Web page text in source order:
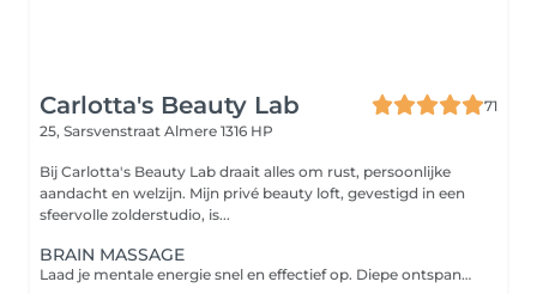
Carlotta's Beauty Lab
71
25, Sarsvenstraat Almere 1316 HP
Bij Carlotta's Beauty Lab draait alles om rust, persoonlijke
aandacht en welzijn. Mijn privé beauty loft, gevestigd in een
sfeervolle zolderstudio, is...
BRAIN MASSAGE
Laad je mentale energie snel en effectief op. Diepe ontspanning in slechts een paar minuten. Kies de frequentie, draag de koptelefoon en relax. De combinatie van muziek en hoofdhuid-, nek- en schoudermassage zorgt ervoor dat je compleet tot rust komt. De behandeling eindigt met Palo Santo uit Peru om negativiteit en slechte energie te verdrijven.